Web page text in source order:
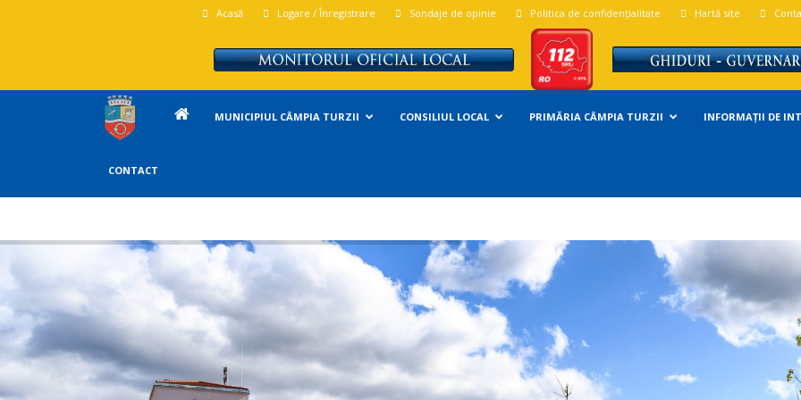
Acasă Logare / Înregistrare Sondaje de opinie Politica de confidențialitate Hartă site
Primăria MUNICIPIUL CÂMPIA TURZII CONSILIUL LOCAL PRIMĂRIA CÂMPIA TURZII INFORMAȚII DE
CONTACT